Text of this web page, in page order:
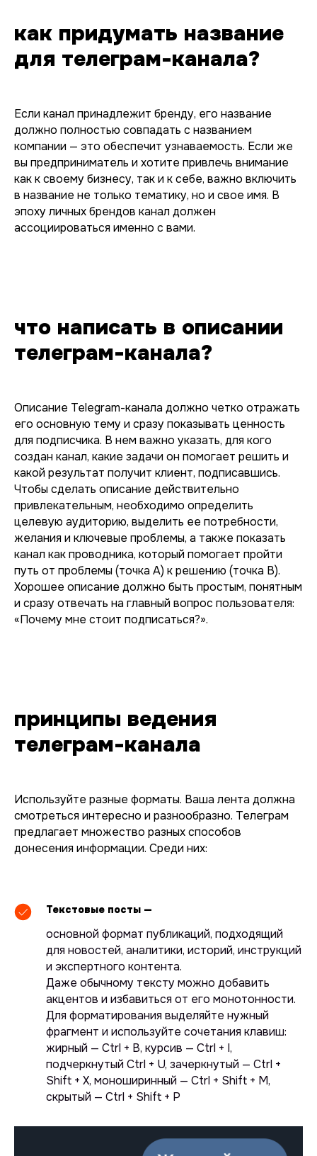
как придумать название
для телеграм-канала?
Если канал принадлежит бренду, его название
должно полностью совпадать с названием
компании — это обеспечит узнаваемость. Если же
вы предприниматель и хотите привлечь внимание
как к своему бизнесу, так и к себе, важно включить
в название не только тематику, но и свое имя. В
эпоху личных брендов канал должен
ассоциироваться именно с вами.
что написать в описании
телеграм-канала?
Описание Telegram-канала должно четко отражать
его основную тему и сразу показывать ценность
для подписчика. В нем важно указать, для кого
создан канал, какие задачи он помогает решить и
какой результат получит клиент, подписавшись.
Чтобы сделать описание действительно
привлекательным, необходимо определить
целевую аудиторию, выделить ее потребности,
желания и ключевые проблемы, а также показать
канал как проводника, который помогает пройти
путь от проблемы (точка А) к решению (точка В).
Хорошее описание должно быть простым, понятным
и сразу отвечать на главный вопрос пользователя:
«Почему мне стоит подписаться?».
принципы ведения
телеграм-канала
Используйте разные форматы. Ваша лента должна
смотреться интересно и разнообразно. Телеграм
предлагает множество разных способов
донесения информации. Среди них:
Текстовые посты —
основной формат публикаций, подходящий
для новостей, аналитики, историй, инструкций
и экспертного контента.
Даже обычному тексту можно добавить
акцентов и избавиться от его монотонности.
Для форматирования выделяйте нужный
фрагмент и используйте сочетания клавиш:
жирный — Ctrl + B, курсив — Ctrl + I,
подчеркнутый Ctrl + U, зачеркнутый — Ctrl +
Shift + X, моноширинный — Ctrl + Shift + M,
скрытый — Ctrl + Shift + P